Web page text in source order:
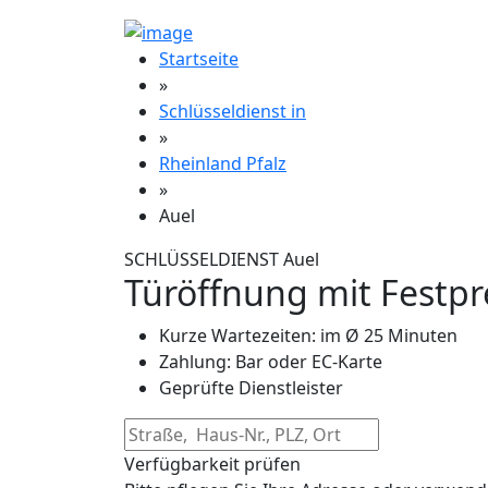
Startseite
»
Schlüsseldienst in
»
Rheinland Pfalz
»
Auel
SCHLÜSSELDIENST Auel
Türöffnung mit
Kurze Wartezeiten: im Ø 25 Minuten
Zahlung: Bar oder EC-Karte
Geprüfte Dienstleister
Verfügbarkeit prüfen